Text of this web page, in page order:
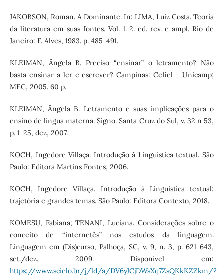
JAKOBSON, Roman. A Dominante. In: LIMA, Luiz Costa. Teoria
da literatura em suas fontes. Vol. 1. 2. ed. rev. e ampl. Rio de
Janeiro: F. Alves, 1983. p. 485-491.
KLEIMAN, Ângela B. Preciso “ensinar” o letramento? Não
basta ensinar a ler e escrever? Campinas: Cefiel - Unicamp;
MEC, 2005. 60 p.
KLEIMAN, Ângela B. Letramento e suas implicações para o
ensino de língua materna. Signo. Santa Cruz do Sul, v. 32 n 53,
p. 1-25, dez, 2007.
KOCH, Ingedore Villaça. Introdução à Linguística textual. São
Paulo: Editora Martins Fontes, 2006.
KOCH, Ingedore Villaça. Introdução à Linguística textual:
trajetória e grandes temas. São Paulo: Editora Contexto, 2018.
KOMESU, Fabiana; TENANI, Luciana. Considerações sobre o
conceito de “internetês” nos estudos da linguagem.
Linguagem em (Dis)curso, Palhoça, SC, v. 9, n. 3, p. 621-643,
set./dez. 2009. Disponível em:
https://www.scielo.br/j/ld/a/DV6yJCjDWsXq7ZsQKkKZZkm/?